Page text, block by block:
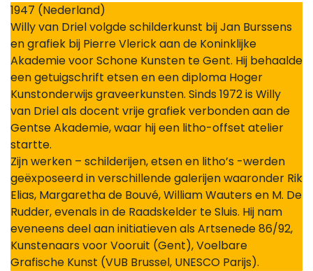
1947 (Nederland)
Willy van Driel volgde schilderkunst bij Jan Burssens
en grafiek bij Pierre Vlerick aan de Koninklijke
Akademie voor Schone Kunsten te Gent. Hij behaalde
een getuigschrift etsen en een diploma Hoger
Kunstonderwijs graveerkunsten. Sinds 1972 is Willy
van Driel als docent vrije grafiek verbonden aan de
Gentse Akademie, waar hij een litho-offset atelier
startte.
Zijn werken – schilderijen, etsen en litho’s -werden
geëxposeerd in verschillende galerijen waaronder Rik
Elias, Margaretha de Bouvé, William Wauters en M. De
Rudder, evenals in de Raadskelder te Sluis. Hij nam
eveneens deel aan initiatieven als Artsenede 86/92,
Kunstenaars voor Vooruit (Gent), Voelbare
Grafische Kunst (VUB Brussel, UNESCO Parijs).